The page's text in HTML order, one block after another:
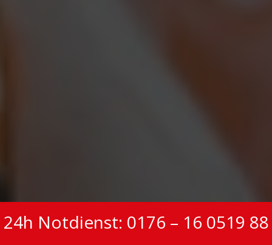
24h Notdienst: 0176 – 16 0519 88